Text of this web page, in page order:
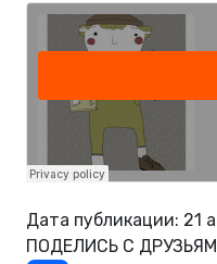
Дата публикации: 21
ПОДЕЛИСЬ С